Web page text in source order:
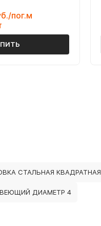
пог.м
СТАЛЬНАЯ КВАДРАТНАЯ
ДИАМЕТР 4